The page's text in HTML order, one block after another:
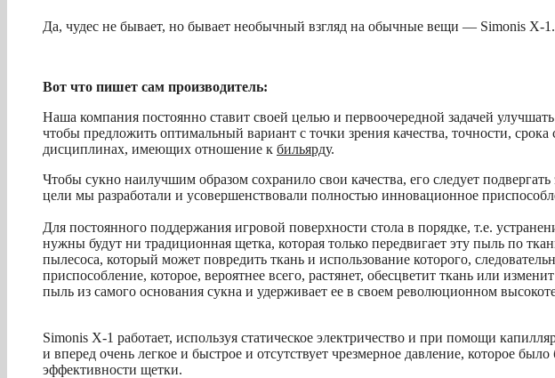
Да, чудес не бывает, но бывает необычный взгляд на обычные вещи — Simonis X-1.
Вот что пишет сам производитель:
Наша компания постоянно ставит своей целью и первоочередной задачей улучшать
чтобы предложить оптимальный вариант с точки зрения качества, точности,
дисциплинах, имеющих отношение к бильярду.
Чтобы сукно наилучшим образом сохранило свои качества, его следует
цели мы разработали и усовершенствовали полностью инновационное
Для постоянного поддержания игровой поверхности стола в порядке, т.е.
нужны будут ни традиционная щетка, которая только передвигает эту пыль по
пылесоса, который может повредить ткань и использование которого,
приспособление, которое, вероятнее всего, растянет, обесцветит ткань или
пыль из самого основания сукна и удерживает ее в своем революционном
Simonis X-1 работает, используя статическое электричество и при помощи
и вперед очень легкое и быстрое и отсутствует чрезмерное давление, которое
эффективности щетки.